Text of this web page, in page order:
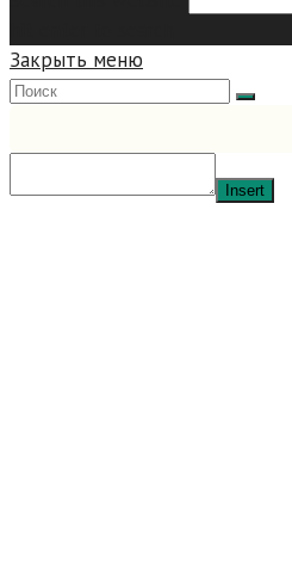
Закрыть меню
Insert